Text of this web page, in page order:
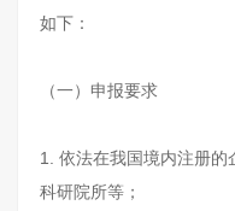
如下：
（一）申报要求
1. 依法在我国境内注册的
科研院所等；